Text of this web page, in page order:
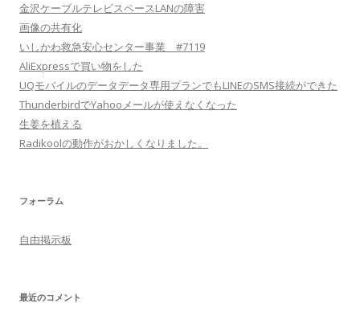
金沢ケーブルテレビスペースLANの障害
画像の共有化
いしかわ救急安心センター事業 #7119
AliExpressで買い物をした
UQモバイルのデータデータ専用プランでもLINEのSMS接続ができた
ThunderbirdでYahooメールが使えなくなった
生姜を植える
Radikoolの動作がおかしくなりました。
フォーラム
自由掲示板
最近のコメント